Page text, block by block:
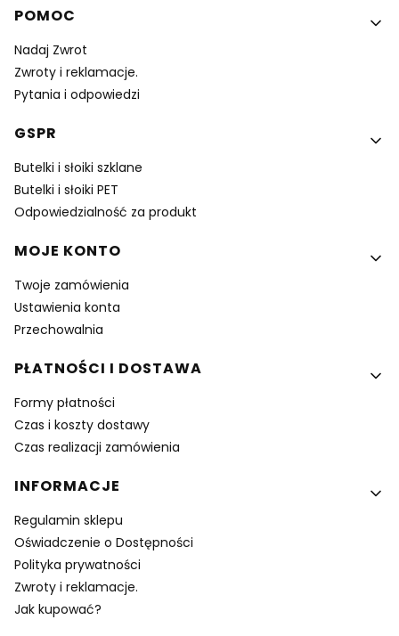
Linki w stopce
POMOC
Nadaj Zwrot
Zwroty i reklamacje.
Pytania i odpowiedzi
GSPR
Butelki i słoiki szklane
Butelki i słoiki PET
Odpowiedzialność za produkt
MOJE KONTO
Twoje zamówienia
Ustawienia konta
Przechowalnia
PŁATNOŚCI I DOSTAWA
Formy płatności
Czas i koszty dostawy
Czas realizacji zamówienia
INFORMACJE
Regulamin sklepu
Oświadczenie o Dostępności
Polityka prywatności
Zwroty i reklamacje.
Jak kupować?